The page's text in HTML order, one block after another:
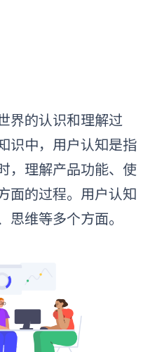
界的认识和理解过
识中，用户认知是指
，理解产品功能、使
面的过程。用户认知
维等多个方面。